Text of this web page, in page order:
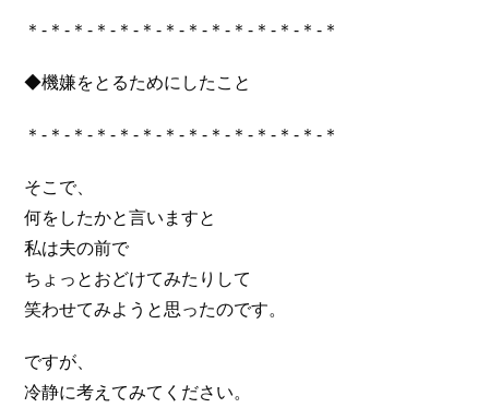
＊-＊-＊-＊-＊-＊-＊-＊-＊-＊-＊-＊-＊-＊
◆機嫌をとるためにしたこと
＊-＊-＊-＊-＊-＊-＊-＊-＊-＊-＊-＊-＊-＊
そこで、
何をしたかと言いますと
私は夫の前で
ちょっとおどけてみたりして
笑わせてみようと思ったのです。
ですが、
冷静に考えてみてください。